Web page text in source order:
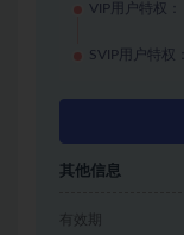
VIP用户特权：
SVIP用户特权：
其他信息
有效期